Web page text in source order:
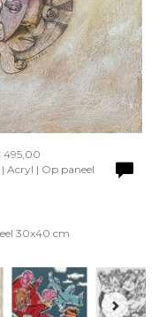
Acryl | Op paneel
30x40 cm